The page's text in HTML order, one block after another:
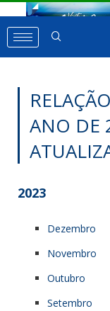
ANO DE
2023
Dezembro
Novembro
Outubro
Setembro